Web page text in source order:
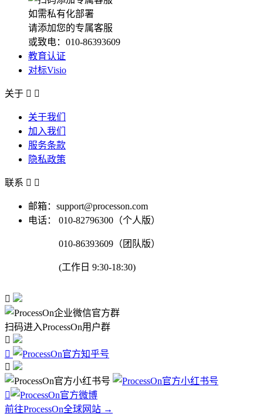
如需私有化部署
请添加您的专属客服
或致电：010-86393609
教育认证
对标Visio
关于  
关于我们
加入我们
服务条款
隐私政策
联系  
邮箱：support@processon.com
电话：
010-82796300（个人版）
010-86393609（团队版）
(工作日 9:30-18:30)

扫码进入ProcessOn用户群




前往ProcessOn全球网站 →